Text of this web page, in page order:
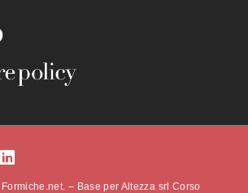
– Base per Altezza srl Corso